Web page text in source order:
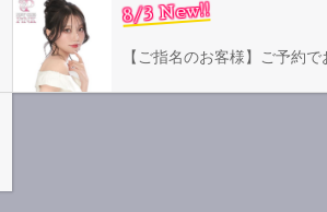
8/3 New!!
【ご指名のお客様】ご予約